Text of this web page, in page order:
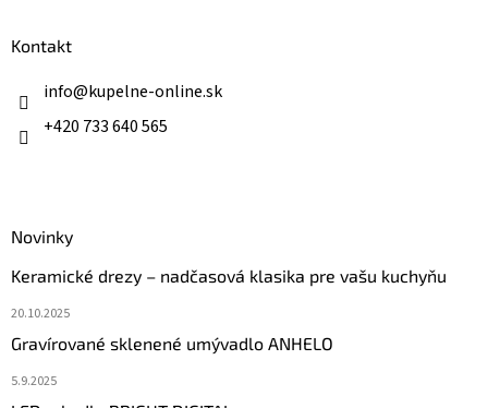
Kontakt
info@kupelne-online.sk
+420 733 640 565
Novinky
Keramické drezy – nadčasová klasika pre vašu kuchyňu
20.10.2025
Gravírované sklenené umývadlo ANHELO
5.9.2025